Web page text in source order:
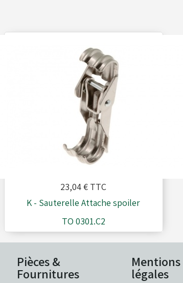
23,04 € TTC
K - Sauterelle Attache spoiler
TO 0301.C2
Pièces &
Fournitures
Mentions
légales